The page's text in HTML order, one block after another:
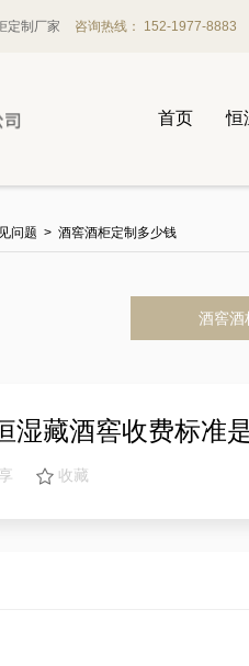
定制厂家 咨询热线： 152-1977-8883
首页 恒
问题 > 酒窖酒柜定制多少钱
酒窖酒
湿藏酒窖收费标准
收藏